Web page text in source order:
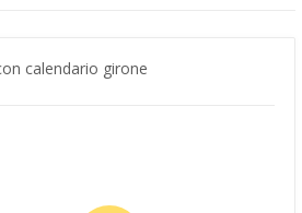
calendario girone